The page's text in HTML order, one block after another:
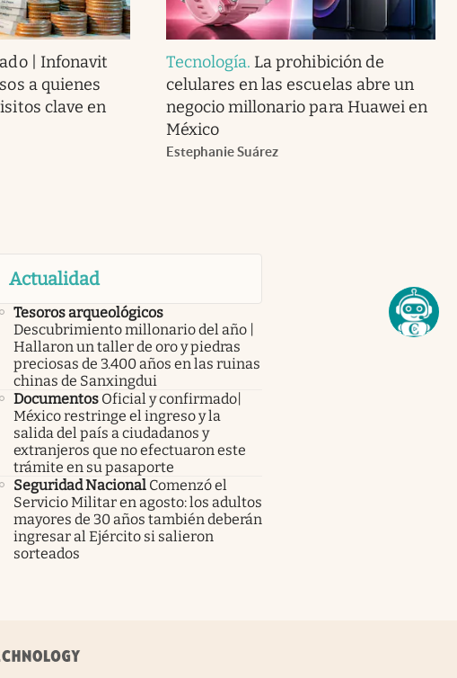
| Infonavit
a quienes
clave en
Tecnología. La prohibición de
celulares en las escuelas abre un
negocio millonario para Huawei en
México
Estephanie Suárez
Actualidad
Tesoros arqueológicos
Descubrimiento millonario del año |
Hallaron un taller de oro y piedras
preciosas de 3.400 años en las ruinas
chinas de Sanxingdui
Documentos Oficial y confirmado|
México restringe el ingreso y la
salida del país a ciudadanos y
extranjeros que no efectuaron este
trámite en su pasaporte
Seguridad Nacional Comenzó el
Servicio Militar en agosto: los adultos
mayores de 30 años también deberán
ingresar al Ejército si salieron
sorteados